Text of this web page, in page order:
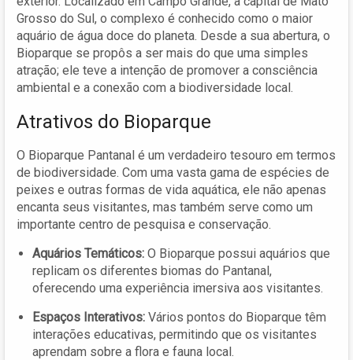
Grosso do Sul, o complexo é conhecido como o maior
aquário de água doce do planeta. Desde a sua abertura, o
Bioparque se propôs a ser mais do que uma simples
atração; ele teve a intenção de promover a consciência
ambiental e a conexão com a biodiversidade local.
Atrativos do Bioparque
O Bioparque Pantanal é um verdadeiro tesouro em termos
de biodiversidade. Com uma vasta gama de espécies de
peixes e outras formas de vida aquática, ele não apenas
encanta seus visitantes, mas também serve como um
importante centro de pesquisa e conservação.
Aquários Temáticos: O Bioparque possui aquários que
replicam os diferentes biomas do Pantanal,
oferecendo uma experiência imersiva aos visitantes.
Espaços Interativos: Vários pontos do Bioparque têm
interações educativas, permitindo que os visitantes
aprendam sobre a flora e fauna local.